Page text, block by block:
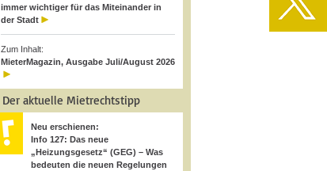
immer wichtiger für das Miteinander in
der Stadt
Zum Inhalt:
MieterMagazin, Ausgabe Juli/August 2026
Der aktuelle Mietrechtstipp
Neu erschienen:
Info 127: Das neue
„Heizungsgesetz“ (GEG) – Was
bedeuten die neuen Regelungen